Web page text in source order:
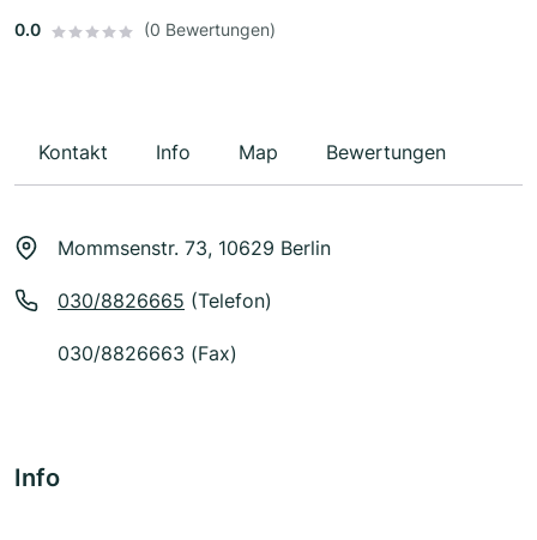
0.0 (0 Bewertungen)
Kontakt Info Map Bewertungen
Mommsenstr. 73, 10629 Berlin
030/8826665 (Telefon)
030/8826663 (Fax)
Info